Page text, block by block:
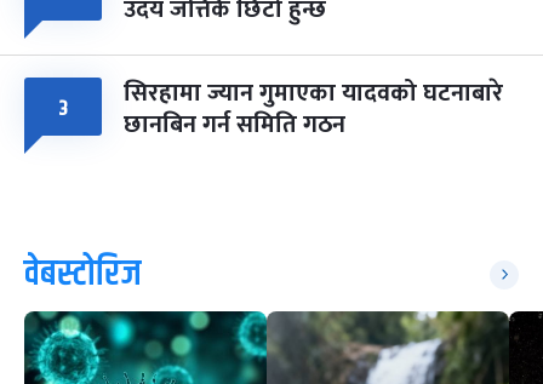
उदय जत्तिकै छिटो हुन्छ
३ सिरहामा ज्यान गुमाएका यादवको घटनाबारे
छानबिन गर्न समिति गठन
वेबस्टोरिज